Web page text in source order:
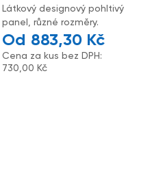
Látkový designový pohltivý
panel, různé rozměry.
883,30 Kč
Cena za kus bez DPH:
730,00 Kč